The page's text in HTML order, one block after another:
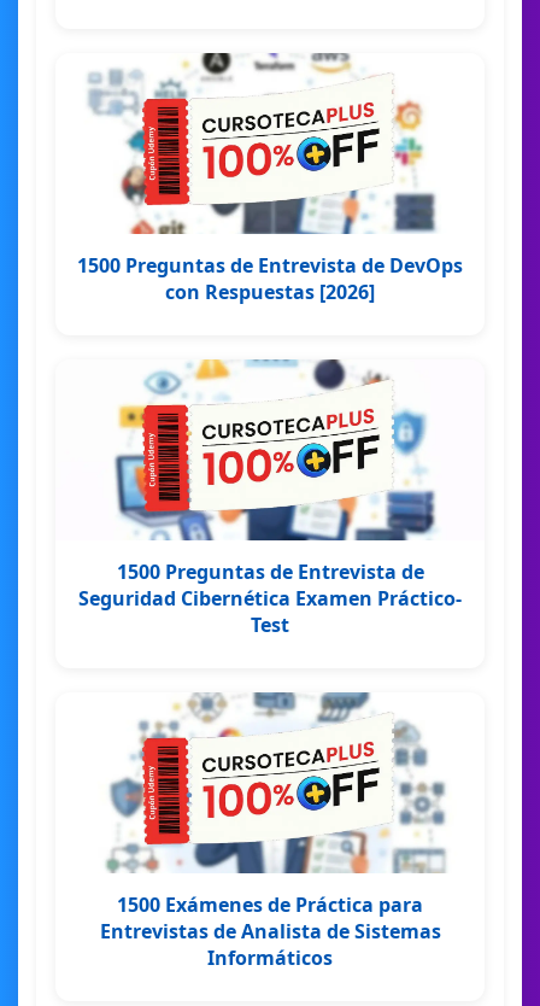
1500 Preguntas de Entrevista de DevOps
con Respuestas [2026]
1500 Preguntas de Entrevista de
Seguridad Cibernética Examen Práctico-
Test
1500 Exámenes de Práctica para
Entrevistas de Analista de Sistemas
Informáticos